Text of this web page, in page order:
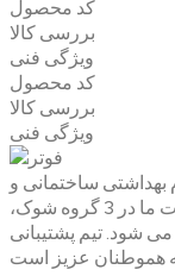
کد محصول
بررسی کالا
ویژگی فنی
کد محصول
بررسی کالا
ویژگی فنی
لوازم بهداشتی ساختمانی و
تاسیسات ساختمانی در بازار ایران است. خدمات ما در 3 گروه شوک،
شود. تیم پشتیبانی